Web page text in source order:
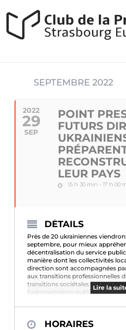
SEPTEMBRE 2022
2022
29
SEP
POINT
FUTURS
LEUR PAYS
15 h 30 min - 17 h 00
Lire la
DÉTAILS
Près de 20 ukrainiennes
septembre, pour mieux
décentralisation du service
manière dont les collectivités
direction sont accompagnées
aux transitions professionnelles
transitions sociétales sur leur
l’administration publique
source d’inspiration pour ces
HORAIRES